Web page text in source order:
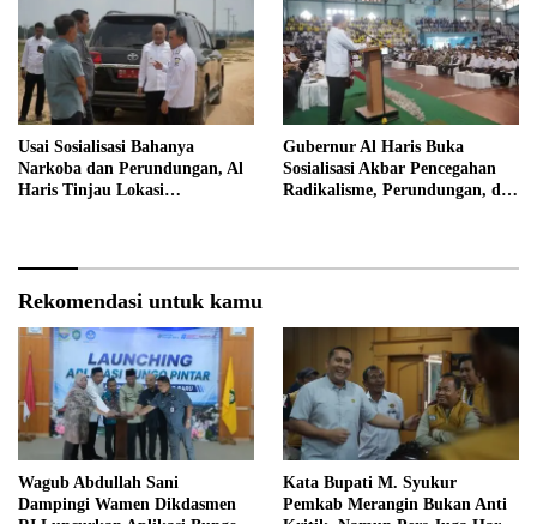
Usai Sosialisasi Bahanya
Narkoba dan Perundungan, Al
Haris Tinjau Lokasi
Gubernur Al Haris Buka
Sosialisasi Akbar Pencegahan
Radikalisme, Perundungan, dan
Rekomendasi untuk kamu
Wagub Abdullah Sani
Dampingi Wamen Dikdasmen
Kata Bupati M. Syukur
Pemkab Merangin Bukan Anti